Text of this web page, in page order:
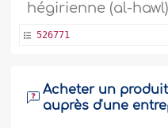
hégirienne (al-
526771
Acheter un
auprès d'une